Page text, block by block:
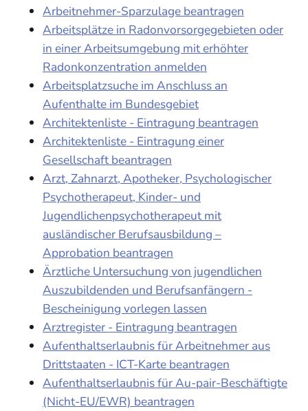
Arbeitnehmer-Sparzulage beantragen
Arbeitsplätze in Radonvorsorgegebieten oder
in einer Arbeitsumgebung mit erhöhter
Radonkonzentration anmelden
Arbeitsplatzsuche im Anschluss an
Aufenthalte im Bundesgebiet
Architektenliste - Eintragung beantragen
Architektenliste - Eintragung einer
Gesellschaft beantragen
Arzt, Zahnarzt, Apotheker, Psychologischer
Psychotherapeut, Kinder- und
Jugendlichenpsychotherapeut mit
ausländischer Berufsausbildung –
Approbation beantragen
Ärztliche Untersuchung von jugendlichen
Auszubildenden und Berufsanfängern -
Bescheinigung vorlegen lassen
Arztregister - Eintragung beantragen
Aufenthaltserlaubnis für Arbeitnehmer aus
Drittstaaten - ICT-Karte beantragen
Aufenthaltserlaubnis für Au-pair-Beschäftigte
(Nicht-EU/EWR) beantragen